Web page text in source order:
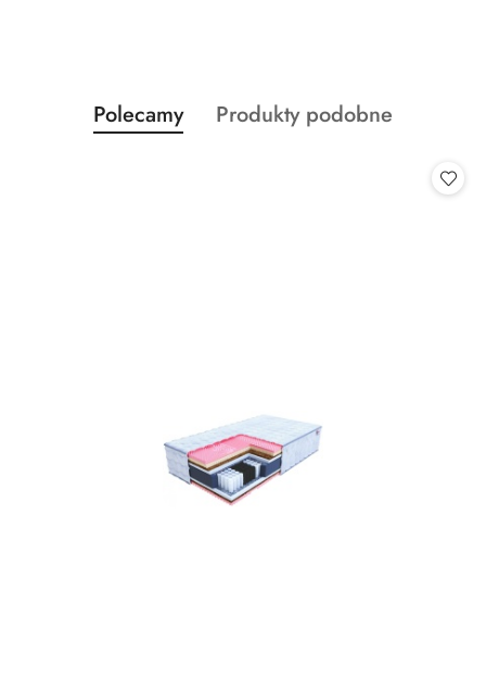
Pomiń karuzelę produktów
Produkty
o
Polecamy
Produkty
Produkty podobne